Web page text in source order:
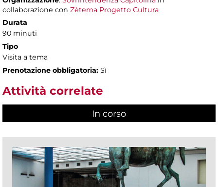
collaborazione con Zètema Progetto Cultura
Durata
90 minuti
Tipo
Visita a tema
Prenotazione obbligatoria: Sì
Attività correlate
In corso